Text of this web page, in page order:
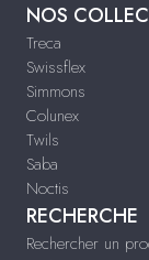
NOS
Treca
Swissflex
Simmons
Colunex
Twils
Saba
Noctis
RECHERCHE
Rechercher un